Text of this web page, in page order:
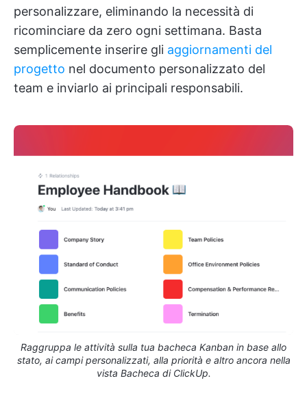
personalizzare, eliminando la necessità di
ricominciare da zero ogni settimana. Basta
semplicemente inserire gli aggiornamenti del
progetto nel documento personalizzato del
team e inviarlo ai principali responsabili.
Raggruppa le attività sulla tua bacheca Kanban in base allo
stato, ai campi personalizzati, alla priorità e altro ancora nella
vista Bacheca di ClickUp.